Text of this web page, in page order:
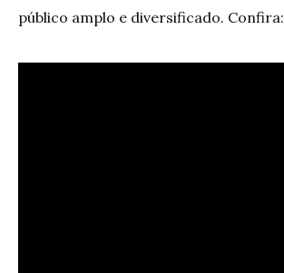
público amplo e diversificado. Confira: